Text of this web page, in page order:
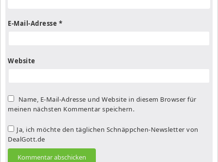
E-Mail-Adresse *
Website
Name, E-Mail-Adresse und Website in diesem Browser für
meinen nächsten Kommentar speichern.
Ja, ich möchte den täglichen Schnäppchen-Newsletter von
DealGott.de